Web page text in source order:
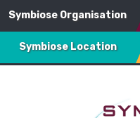
Symbiose Organisation
Symbiose Location